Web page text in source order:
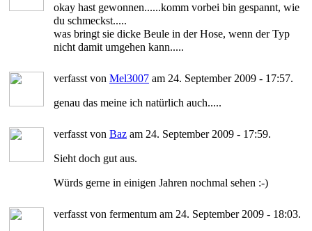
okay hast gewonnen......komm vorbei bin gespannt, wie
du schmeckst.....
was bringt sie dicke Beule in der Hose, wenn der Typ
nicht damit umgehen kann.....
verfasst von Mel3007 am 24. September 2009 - 17:57.
genau das meine ich natürlich auch.....
verfasst von Baz am 24. September 2009 - 17:59.
Sieht doch gut aus.
Würds gerne in einigen Jahren nochmal sehen :-)
verfasst von fermentum am 24. September 2009 - 18:03.